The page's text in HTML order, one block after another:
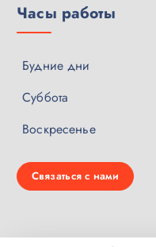
Часы работы
Будние дни
Суббота
Воскресенье
Связаться с нами